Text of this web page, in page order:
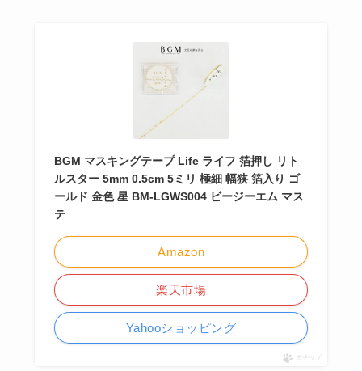
BGM マスキングテープ Life ライフ 箔押し リト
ルスター 5mm 0.5cm 5ミリ 極細 幅狭 箔入り ゴ
ールド 金色 星 BM-LGWS004 ビージーエム マス
テ
Amazon
楽天市場
Yahooショッピング
ポチップ